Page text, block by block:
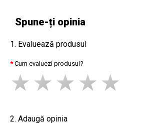
Spune-ți opinia
1. Evaluează produsul
Cum evaluezi produsul?
2. Adaugă opinia